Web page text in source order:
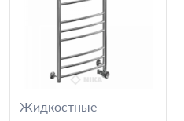
Жидкостные